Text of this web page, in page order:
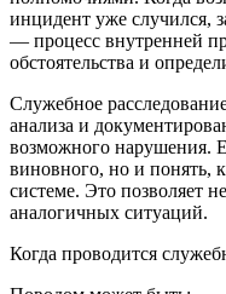
инцидент уже случился,
— процесс внутренней
обстоятельства и
Служебное
анализа и
возможного нарушения.
виновного, но и понять,
системе. Это позволяет
аналогичных ситуаций.
Когда проводится